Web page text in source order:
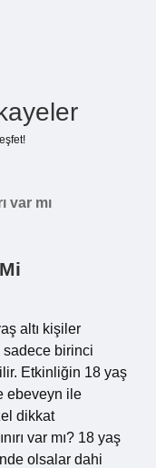
var mı
altı kişiler
birinci
Etkinliğin 18 yaş
ebeveyn ile
dikkat
var mı? 18 yaş
olsalar dahi